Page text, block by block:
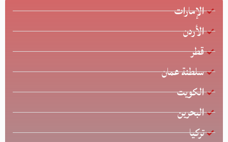
الإمارات
الأردن
قطر
سلطنة عمان
الكويت
البحرين
تركيا